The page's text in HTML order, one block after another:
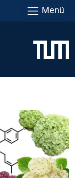
Menü